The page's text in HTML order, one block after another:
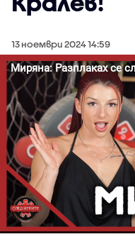
13 ноември 2024 14:59